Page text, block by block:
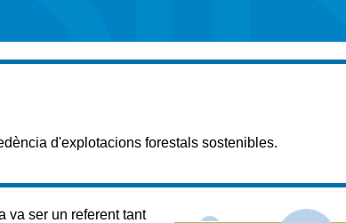
d'explotacions forestals sostenibles.
va ser un referent tant